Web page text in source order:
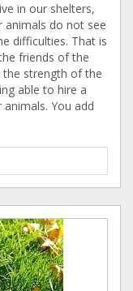
in our shelters,
animals do not see
difficulties. That is
friends of the
the strength of the
able to hire a
You add